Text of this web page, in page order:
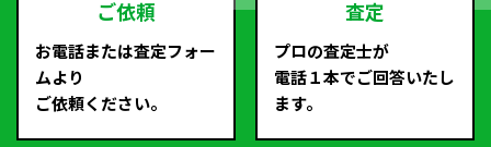
ご依頼
お電話または査定フォー
ムより
ご依頼ください。
査定
プロの査定士が
電話１本でご回答いたし
ます。